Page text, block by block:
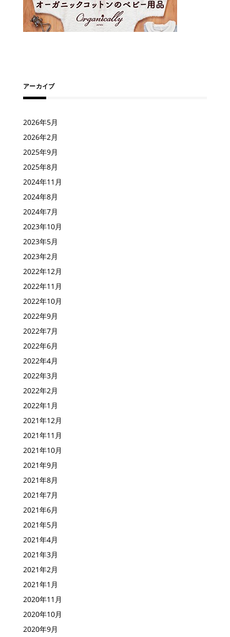
アーカイブ
2026年5月
2026年2月
2025年9月
2025年8月
2024年11月
2024年8月
2024年7月
2023年10月
2023年5月
2023年2月
2022年12月
2022年11月
2022年10月
2022年9月
2022年7月
2022年6月
2022年4月
2022年3月
2022年2月
2022年1月
2021年12月
2021年11月
2021年10月
2021年9月
2021年8月
2021年7月
2021年6月
2021年5月
2021年4月
2021年3月
2021年2月
2021年1月
2020年11月
2020年10月
2020年9月